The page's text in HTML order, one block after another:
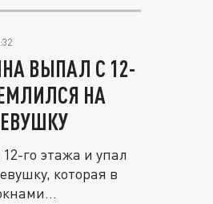
ВЫПАЛ С 12-
НА
го этажа и упал
которая в